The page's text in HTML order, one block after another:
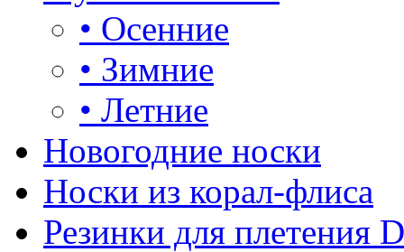
• Осенние
• Зимние
• Летние
Новогодние носки
Носки из корал-флиса
Резинки для плетения